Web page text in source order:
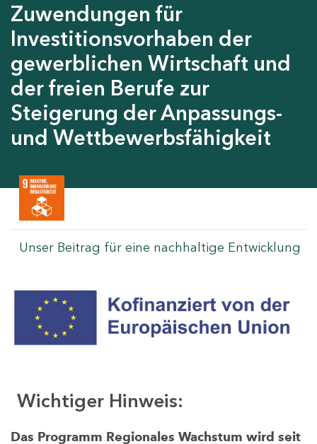
Zuwendungen für
Investitionsvorhaben der
gewerblichen Wirtschaft und
der freien Berufe zur
Steigerung der Anpassungs-
und Wettbewerbsfähigkeit
Unser Beitrag für eine nachhaltige Entwicklung
Wichtiger Hinweis:
Das Programm Regionales Wachstum wird seit